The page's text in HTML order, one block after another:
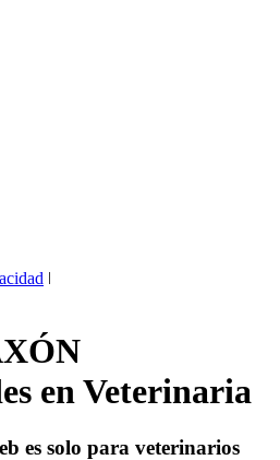
ǀ
en Veterinaria
es solo para veterinarios